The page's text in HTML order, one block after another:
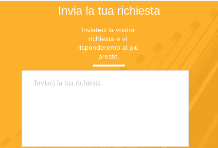
Invia la tua richiesta
Inviateci la vostra
richiesta e vi
risponderemo al più
presto.